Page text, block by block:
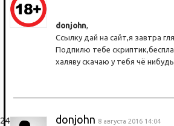
donjohn,
Ссылку дай на сайт,я завтра
Подпилю тебе
халяву скачаю у тебя чё
donjohn 8 августа 2016 14:04